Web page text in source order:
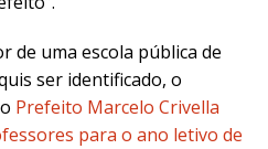
de uma escola pública de
ser identificado, o
Prefeito Marcelo Crivella
para o ano letivo de